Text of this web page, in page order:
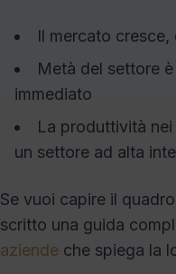
Il mercato
Metà del settore
immediato
La produttività
un settore ad alta
Se vuoi capire il
scritto una guida
aziende che spiega la